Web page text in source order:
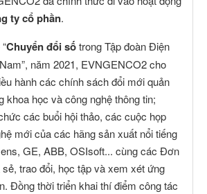
ty cổ phần.
Chuyển đổi sốtrong Tập đoàn Điện
năm 2021, EVNGENCO2 cho
hành các chính sách đổi mới quản
khoa học và công nghệ thông tin;
các buổi hội thảo, các cuộc họp
mới của các hãng sản xuất nổi tiếng
GE, ABB, OSIsoft... cùng các Đơn
trao đổi, học tập và xem xét ứng
Đồng thời triển khai thí điểm công tác